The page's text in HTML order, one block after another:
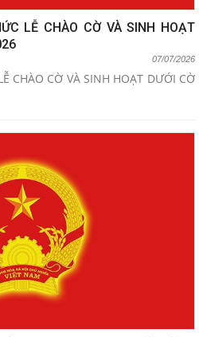
LỄ CHÀO CỜ VÀ SINH HOẠT
07/07/2026
CHÀO CỜ VÀ SINH HOẠT DƯỚI CỜ